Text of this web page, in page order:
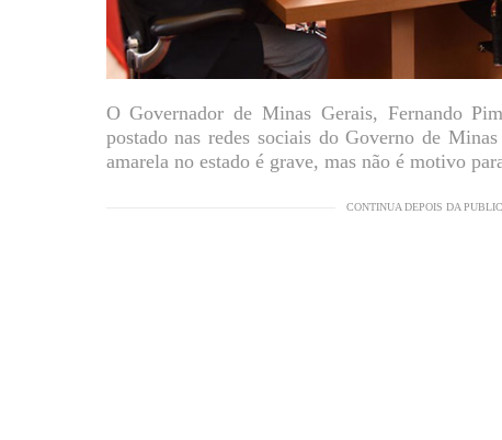
O Governador de Minas Gerais, Fernando
postado nas redes sociais do Governo de
amarela no estado é grave, mas não é motivo
CONTINUA DEPOIS DA